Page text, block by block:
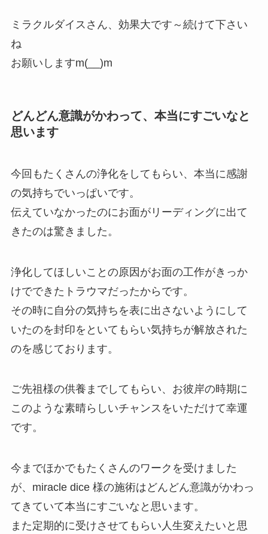
ミラクルダイスさん、効果大です～続けて下さい
ね
お願いしますm(__)m
どんどん意識がかわって、本当にすごいなと
思います
今回もたくさんの浄化をしてもらい、本当に感謝
の気持ちでいっぱいです。
伝えていなかったのにお面がリーディングに出て
きたのは驚きました。
浄化してほしいことの原因がお面の工作がきっか
けでできたトラウマだったからです。
その時に自分の気持ちを表に出さないようにして
いたのを封印をといてもらい気持ちが解放された
のを感じております。
ご先祖様の供養までしてもらい、お彼岸の時期に
このような素晴らしいチャンスをいただけて幸運
です。
今までほかでもたくさんのワークを受けました
が、miracle dice 様の施術はどんどん意識がかわっ
てきていて本当にすごいなと思います。
また定期的に受けさせてもらい人生変えたいと思